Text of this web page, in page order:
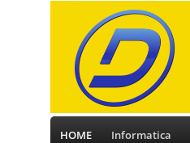
HOME Informatica